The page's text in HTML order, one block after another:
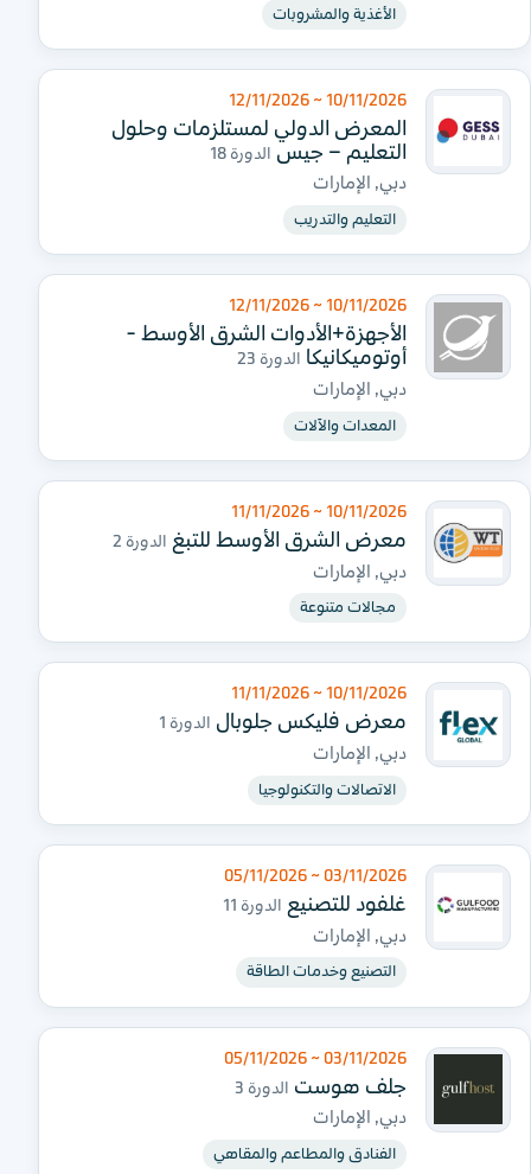
الأغذية والمشروبات
10/11/2026 ~ 12/11/2026
المعرض الدولي لمستلزمات وحلول
التعليم – جيس الدورة 18
دبي, الإمارات
التعليم والتدريب
10/11/2026 ~ 12/11/2026
الأجهزة+الأدوات الشرق الأوسط -
أوتوميكانيكا الدورة 23
دبي, الإمارات
المعدات والآلات
10/11/2026 ~ 11/11/2026
معرض الشرق الأوسط للتبغ الدورة 2
دبي, الإمارات
مجالات متنوعة
10/11/2026 ~ 11/11/2026
معرض فليكس جلوبال الدورة 1
دبي, الإمارات
الاتصالات والتكنولوجيا
03/11/2026 ~ 05/11/2026
غلفود للتصنيع الدورة 11
دبي, الإمارات
التصنيع وخدمات الطاقة
03/11/2026 ~ 05/11/2026
جلف هوست الدورة 3
دبي, الإمارات
الفنادق والمطاعم والمقاهي